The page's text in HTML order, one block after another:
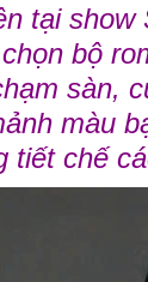
tại
bộ
sàn,
màu
tiết chế